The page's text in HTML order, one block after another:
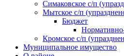
Симаковское с/п
Мытское с/п
Бюджет
Кромское с/п
Муниципальное имущество